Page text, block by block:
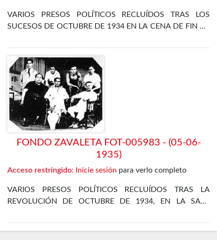
VARIOS PRESOS POLÍTICOS RECLUÍDOS TRAS LOS
SUCESOS DE OCTUBRE DE 1934 EN LA CENA DE FIN DE
DE MADRID
FONDO ZAVALETA FOT-005983 - (05-06-
1935)
Acceso restringido: Inicie sesión para verlo completo
VARIOS PRESOS POLÍTICOS RECLUÍDOS TRAS LA
REVOLUCIÓN DE OCTUBRE DE 1934, EN LA SALA
LA CÁRCEL DE MADRID